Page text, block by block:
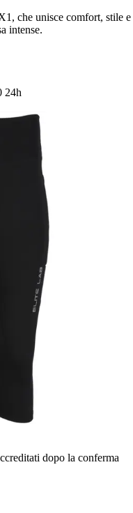
che unisce comfort, stile e
intense.
24h
dopo la conferma